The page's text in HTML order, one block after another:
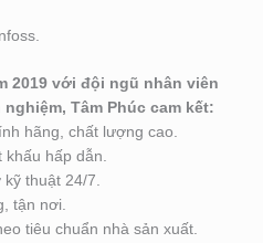
2019 với đội ngũ nhân viên
Tâm Phúc cam kết:
hãng, chất lượng cao.
hấp dẫn.
thuật 24/7.
tận nơi.
tiêu chuẩn nhà sản xuất.